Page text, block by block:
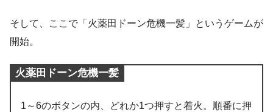
そして、ここで「火薬田ドーン危機一髪」というゲームが
開始。
火薬田ドーン危機一髪
1～6のボタンの内、どれか1つ押すと着火。順番に押